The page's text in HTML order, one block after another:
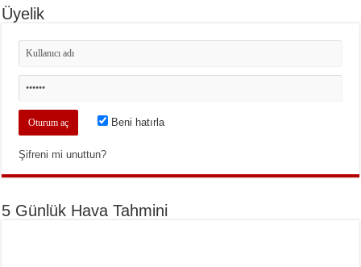
Üyelik
Beni hatırla
Şifreni mi unuttun?
5 Günlük Hava Tahmini